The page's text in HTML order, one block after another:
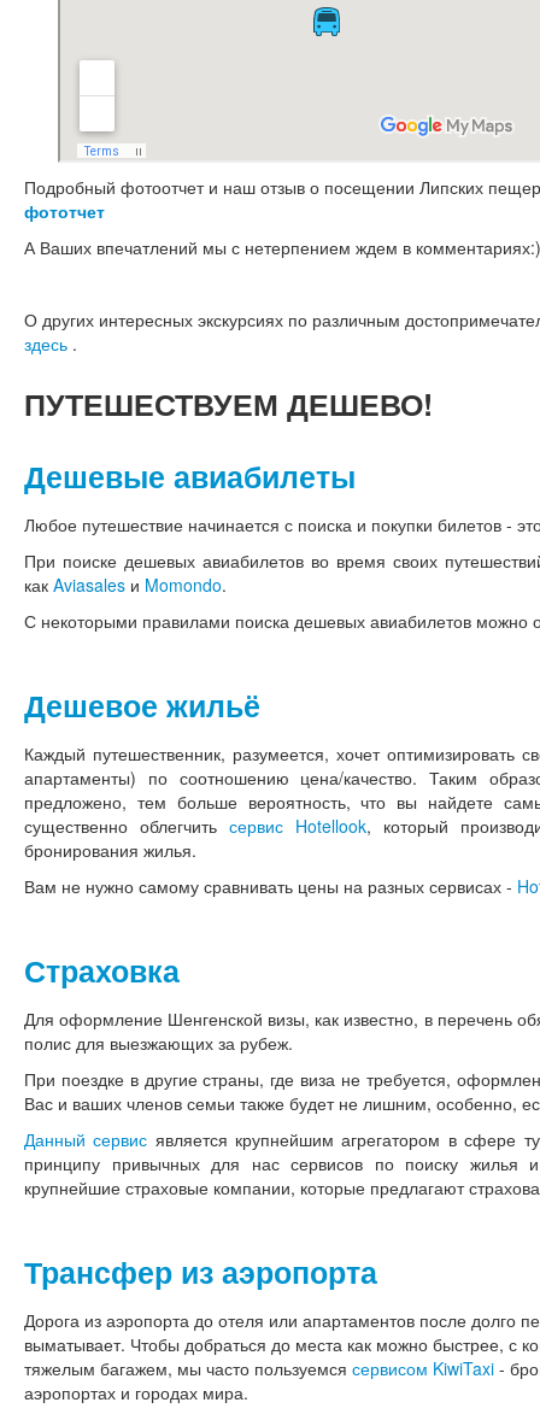
Подробный фотоотчет и наш отзыв о посещении Липских
фототчет
А Ваших впечатлений мы с нетерпением ждем в комментариях:)
О других интересных экскурсиях по различным
здесь .
ПУТЕШЕСТВУЕМ ДЕШЕВО!
Дешевые авиабилеты
Любое путешествие начинается с поиска и покупки билетов -
При поиске дешевых авиабилетов во время своих
как Aviasales и Momondo.
С некоторыми правилами поиска дешевых авиабилетов можно
Дешевое жильё
Каждый путешественник, разумеется, хочет оптимизировать
апартаменты) по соотношению цена/качество. Таким
предложено, тем больше вероятность, что вы найдете
существенно облегчить сервис Hotellook, который
бронирования жилья.
Вам не нужно самому сравнивать цены на разных сервисах -
Страховка
Для оформление Шенгенской визы, как известно, в перечень
полис для выезжающих за рубеж.
При поездке в другие страны, где виза не требуется,
Вас и ваших членов семьи также будет не лишним, особенно,
Данный сервис является крупнейшим агрегатором в сфере
принципу привычных для нас сервисов по поиску жилья
крупнейшие страховые компании, которые предлагают
Трансфер из аэропорта
Дорога из аэропорта до отеля или апартаментов после долго
выматывает. Чтобы добраться до места как можно быстрее, с
тяжелым багажем, мы часто пользуемся сервисом KiwiTaxi -
аэропортах и городах мира.